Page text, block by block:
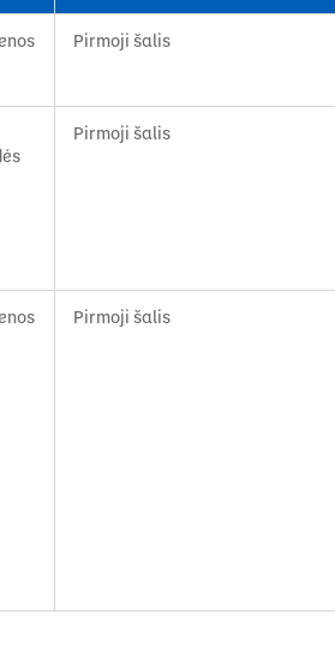
Pirmoji šalis
Pirmoji šalis
Pirmoji šalis